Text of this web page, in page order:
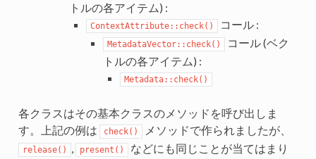
トルの各アイテム) :
ContextAttribute::check() コール :
MetadataVector::check()
コール (ベク
トルの各アイテム) :
Metadata::check()
各クラスはその基本クラスのメソッドを呼び出しま
す。上記の例は
check() メソッドで作られましたが、
release() , present()
などにも同じことが当てはまり